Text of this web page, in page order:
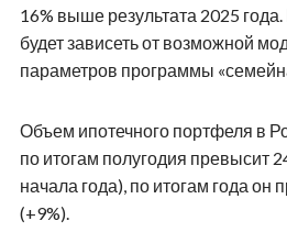
16% выше результата 2025
будет зависеть от возможной
параметров программы
Объем ипотечного портфеля в
по итогам полугодия превысит
начала года), по итогам года он
(+9%).